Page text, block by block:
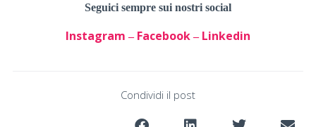
Seguici sempre sui nostri social
Instagram – Facebook– Linkedin
Condividi il post